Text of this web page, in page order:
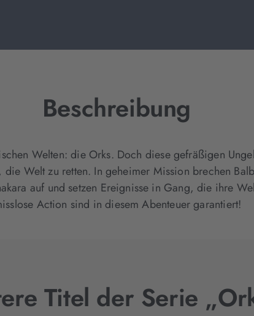
Beschreibung
Welten: die Orks. Doch diese gefräßigen
Welt zu retten. In geheimer Mission brechen
auf und setzen Ereignisse in Gang, die ihre
Action sind in diesem Abenteuer garantiert!
Titel der Serie